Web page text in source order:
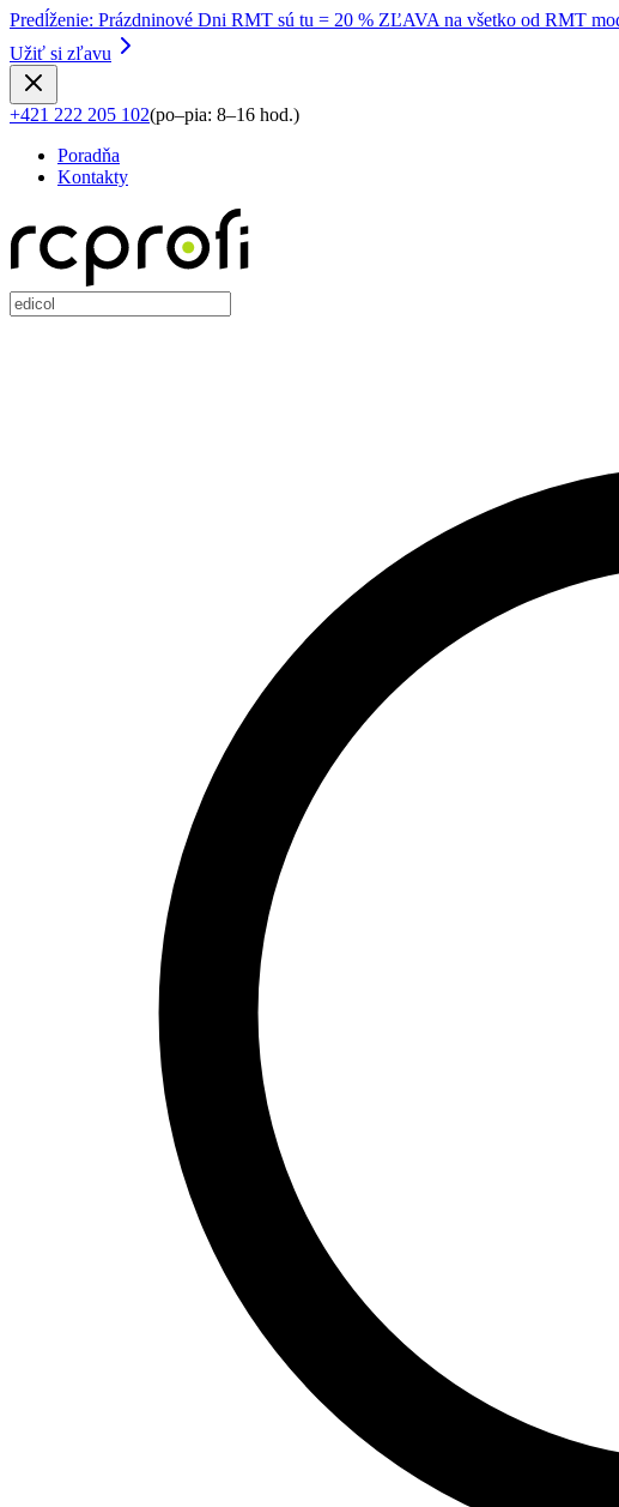
Predĺženie: Prázdninové Dni RMT sú tu = 20 % ZĽAVA na všetko od RMT
Užiť si zľavu
+421 222 205 102(po–pia: 8–16 hod.)
Poradňa
Kontakty